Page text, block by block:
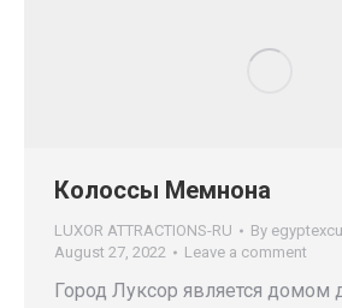
Колоссы Мемнона
LUXOR ATTRACTIONS-RU By
August 27, 2022
Leave a comment
Город Луксор является домом